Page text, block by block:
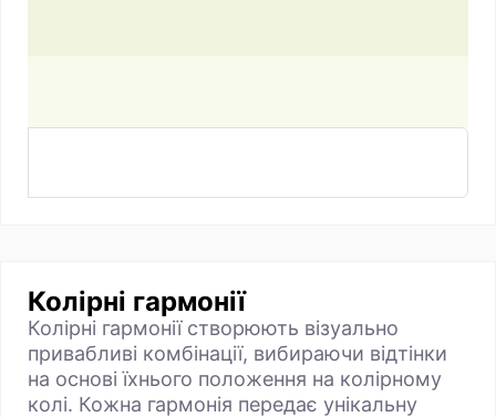
Колірні гармонії
Колірні гармонії створюють візуально
привабливі комбінації, вибираючи відтінки
на основі їхнього положення на колірному
колі. Кожна гармонія передає унікальну